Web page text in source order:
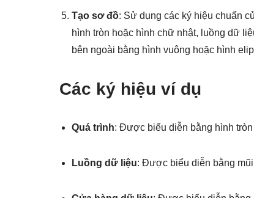
Tạo sơ đồ: Sử dụng các ký hiệu chuẩn
hình tròn hoặc hình chữ nhật, luồng dữ
bên ngoài bằng hình vuông hoặc hình
Các ký hiệu ví dụ
Quá trình: Được biểu diễn bằng hình
Luồng dữ liệu: Được biểu diễn bằng mũi